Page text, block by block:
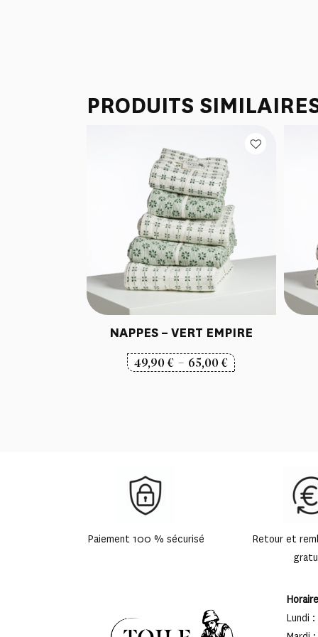
PRODUITS
NAPPES – VERT EMPIRE
49,90€ – 65,00€Plage
Paiement 100 % sécurisé
Retour et
Lundi